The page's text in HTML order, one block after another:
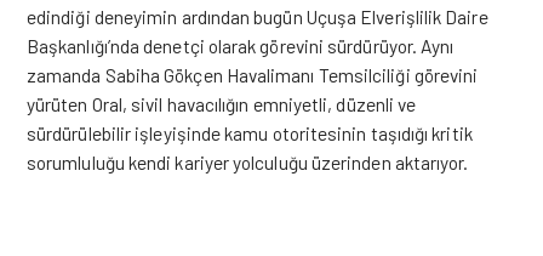
edindiği deneyimin ardından bugün Uçuşa Elverişlilik Daire
Başkanlığı’nda denetçi olarak görevini sürdürüyor. Aynı
zamanda Sabiha Gökçen Havalimanı Temsilciliği görevini
yürüten Oral, sivil havacılığın emniyetli, düzenli ve
sürdürülebilir işleyişinde kamu otoritesinin taşıdığı kritik
sorumluluğu kendi kariyer yolculuğu üzerinden aktarıyor.